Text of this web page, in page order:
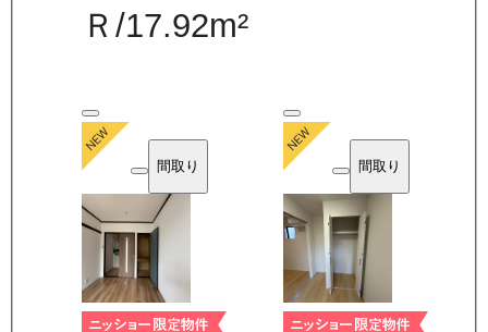
Ｒ/17.92m²
間取り 間取り